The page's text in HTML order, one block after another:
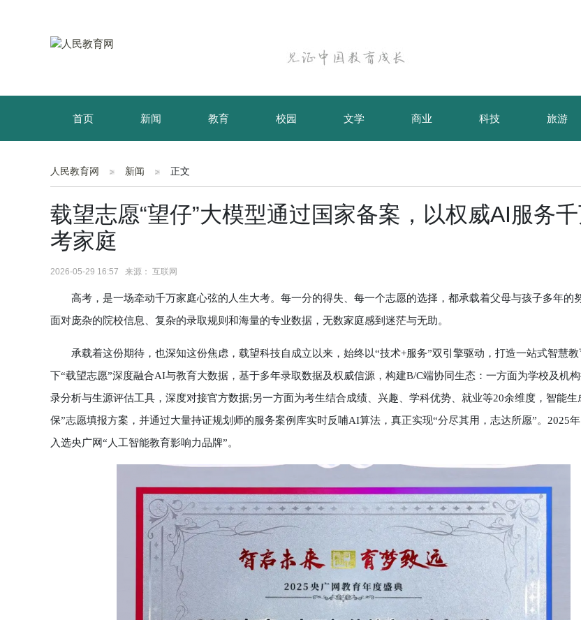
首页 新闻 教育 校园 文学 商业 科技 旅游
育儿 资讯
人民教育网 新闻 正文
载望志愿“望仔”大模型通过国家备案，以权威AI服务
考家庭
2026-05-29 16:57 来源： 互联网
高考，是一场牵动千万家庭心弦的人生大考。每一分的得失、每一个志愿的选择，都承载着父母与孩子多年的努
面对庞杂的院校信息、复杂的录取规则和海量的专业数据，无数家庭感到迷茫与无助。
承载着这份期待，也深知这份焦虑，载望科技自成立以来，始终以“技术+服务”双引擎驱动，打造一站式智慧教
下“载望志愿”深度融合AI与教育大数据，基于多年录取数据及权威信源，构建B/C端协同生态：一方面为学校及机
录分析与生源评估工具，深度对接官方数据;另一方面为考生结合成绩、兴趣、学科优势、就业等20余维度，智能生
保”志愿填报方案，并通过大量持证规划师的服务案例库实时反哺AI算法，真正实现“分尽其用，志达所愿”。2025
入选央广网“人工智能教育影响力品牌”。